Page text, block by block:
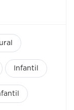
Infantil